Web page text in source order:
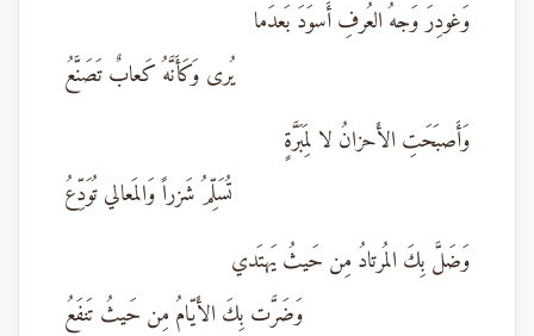
وَغودِرَ وَجهُ العُرفِ أَسوَدَ بَعدَما
يُرى وَكَأَنَّهُ كَعابٌ تَصَنَّعُ
وَأَصبَحَتِ الأَحزانُ لا لِمَبَرَّةٍ
تُسَلِّمُ شَزراً وَالمَعالي تُوَدِّعُ
وَضَلَّ بِكَ المُرتادُ مِن حَيثُ يَهتَدي
وَضَرَّت بِكَ الأَيّامُ مِن حَيثُ تَنفَعُ